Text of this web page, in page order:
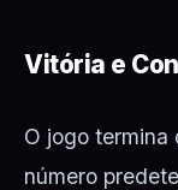
Vitória e
O jogo termina
número